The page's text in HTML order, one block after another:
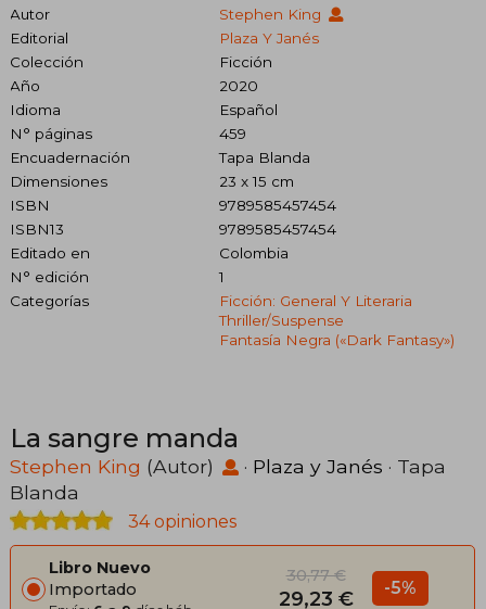
Autor
Stephen King
Editorial
Plaza Y Janés
Colección
Ficción
Año
2020
Idioma
Español
N° páginas
459
Encuadernación
Tapa Blanda
Dimensiones
23 x 15 cm
ISBN
9789585457454
ISBN13
9789585457454
Editado en
Colombia
N° edición
1
Categorías
Ficción: General Y Literaria
Thriller/suspense
Fantasía Negra («dark Fantasy»)
La sangre manda
Stephen King (Autor) · Plaza y Janés · Tapa
Blanda
34 opiniones
Libro Nuevo
Importado
30,77 €
29,23 € -5%